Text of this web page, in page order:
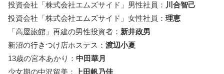
投資会社「株式会社エムズサイド」男性社員： 川合智己
投資会社「株式会社エムズサイド」女性社員： 理恵
「高屋旅館」再建の男性投資者： 新井政男
新沼の行きつけ店ホステス： 渡辺小夏
13歳の宮本あかり： 中田華月
少女期の中沢留美： 上田帆乃佳